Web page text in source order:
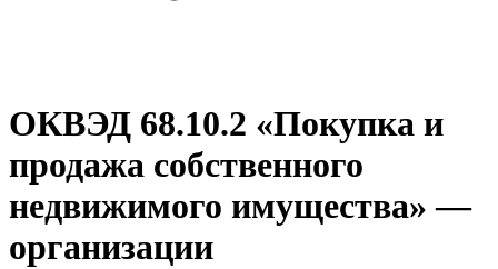
ОКВЭД 68.10.2 «Покупка и
продажа собственного
недвижимого имущества» —
организации